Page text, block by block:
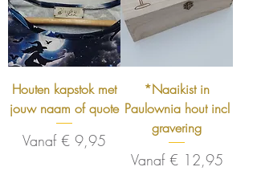
Houten kapstok met
jouw naam of quote
Vanaf € 9,95
Verkoopprijs
*Naaikist in
Paulownia hout incl
gravering
Vanaf € 12,95
Verkoopprijs